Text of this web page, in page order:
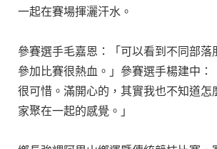
一起在賽場揮灑汗水。
參賽選手毛嘉恩：「可以看到不同部落
參加比賽很熱血。」參賽選手楊建中：
很可惜。滿開心的，其實我也不知道怎
家聚在一起的感覺。」